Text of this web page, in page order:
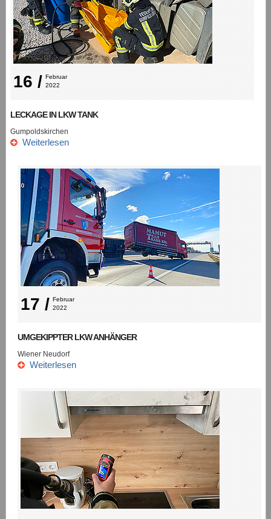
16 / Februar
2022
LECKAGE IN LKW TANK
Gumpoldskirchen
Weiterlesen
17 / Februar
2022
UMGEKIPPTER LKW ANHÄNGER
Wiener Neudorf
Weiterlesen